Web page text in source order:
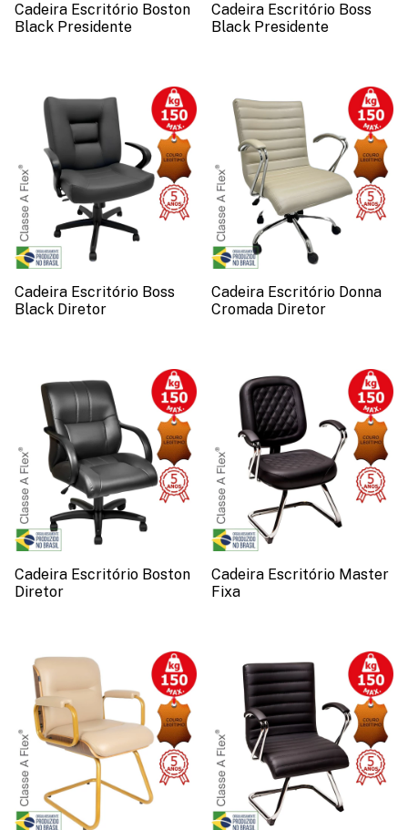
Cadeira Escritório Boston
Black Presidente
Cadeira Escritório Boss
Black Presidente
Cadeira Escritório Boss
Black Diretor
Cadeira Escritório Donna
Cromada Diretor
Cadeira Escritório Boston
Diretor
Cadeira Escritório Master
Fixa